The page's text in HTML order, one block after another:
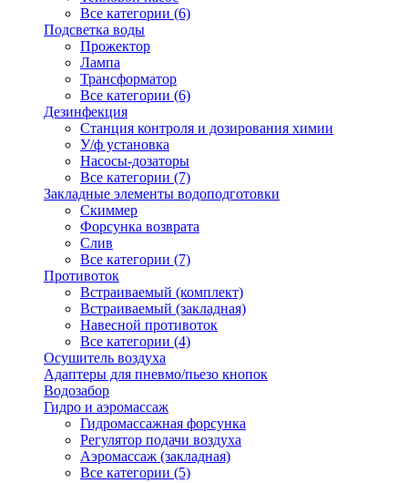
Все категории (6)
Подсветка воды
Прожектор
Лампа
Трансформатор
Все категории (6)
Дезинфекция
Станция контроля и дозирования химии
У/ф установка
Насосы-дозаторы
Все категории (7)
Закладные элементы водоподготовки
Скиммер
Форсунка возврата
Слив
Все категории (7)
Противоток
Встраиваемый (комплект)
Встраиваемый (закладная)
Навесной противоток
Все категории (4)
Осушитель воздуха
Адаптеры для пневмо/пьезо кнопок
Водозабор
Гидро и аэромассаж
Гидромассажная форсунка
Регулятор подачи воздуха
Аэромассаж (закладная)
Все категории (5)